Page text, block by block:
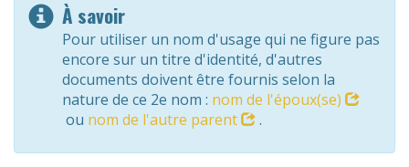
À savoir
Pour utiliser un nom d'usage qui ne figure pas
encore sur un titre d'identité, d'autres
documents doivent être fournis selon la
nature de ce 2e nom : nom de l'époux(se)
ou nom de l'autre parent .